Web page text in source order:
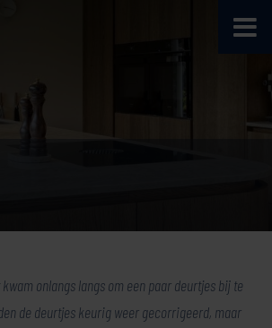
onlangs langs om een paar deurtjes bij te
de deurtjes keurig weer gecorrigeerd, maar